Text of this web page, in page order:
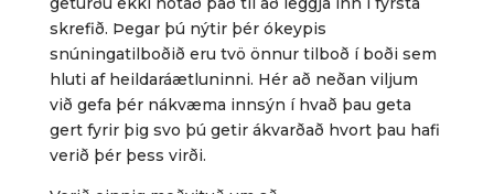
skrefið. Þegar þú nýtir þér ókeypis
snúningatilboðið eru tvö önnur tilboð í boði sem
hluti af heildaráætluninni. Hér að neðan viljum
við gefa þér nákvæma innsýn í hvað þau geta
gert fyrir þig svo þú getir ákvarðað hvort þau hafi
verið þér þess virði.